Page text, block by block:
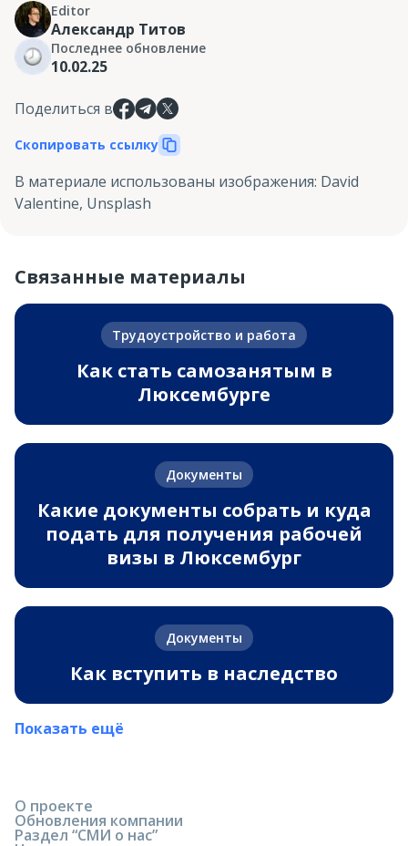
Editor
Александр Титов
Последнее обновление
10.02.25
Поделиться в
Скопировать ссылку
В материале использованы изображения: David
Valentine, Unsplash
Связанные материалы
Трудоустройство и работа
Как стать самозанятым в
Люксембурге
Документы
Какие документы собрать и куда
подать для получения рабочей
визы в Люксембург
Документы
Как вступить в наследство
Показать ещё
О проекте
Обновления компании
Раздел “СМИ о нас”